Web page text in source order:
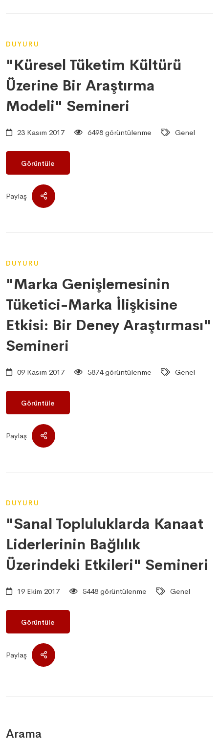
Arama
DUYURU
"Küresel Tüketim Kültürü
Üzerine Bir Araştırma
Modeli" Semineri
23 Kasım 2017 6498 görüntülenme Genel
Görüntüle
Paylaş
DUYURU
"Marka Genişlemesinin
Tüketici-Marka İlişkisine
Etkisi: Bir Deney Araştırması"
Semineri
09 Kasım 2017 5874 görüntülenme Genel
Görüntüle
Paylaş
DUYURU
"Sanal Topluluklarda Kanaat
Liderlerinin Bağlılık
Üzerindeki Etkileri" Semineri
19 Ekim 2017 5448 görüntülenme Genel
Görüntüle
Paylaş